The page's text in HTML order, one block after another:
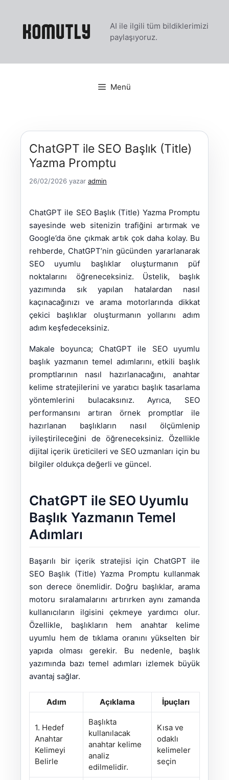
AI ile ilgili tüm bildiklerimizi
paylaşıyoruz.
Menü
ChatGPT ile SEO Başlık (Title)
Yazma Promptu
26/02/2026 yazar admin
ChatGPT ile SEO Başlık (Title) Yazma Promptu
sayesinde web sitenizin trafiğini artırmak ve
Google’da öne çıkmak artık çok daha kolay. Bu
rehberde, ChatGPT’nin gücünden yararlanarak
SEO uyumlu başlıklar oluşturmanın püf
noktalarını öğreneceksiniz. Üstelik, başlık
yazımında sık yapılan hatalardan nasıl
kaçınacağınızı ve arama motorlarında dikkat
çekici başlıklar oluşturmanın yollarını adım
adım keşfedeceksiniz.
Makale boyunca; ChatGPT ile SEO uyumlu
başlık yazmanın temel adımlarını, etkili başlık
promptlarının nasıl hazırlanacağını, anahtar
kelime stratejilerini ve yaratıcı başlık tasarlama
yöntemlerini bulacaksınız. Ayrıca, SEO
performansını artıran örnek promptlar ile
hazırlanan başlıkların nasıl ölçümlenip
iyileştirileceğini de öğreneceksiniz. Özellikle
dijital içerik üreticileri ve SEO uzmanları için bu
bilgiler oldukça değerli ve güncel.
ChatGPT ile SEO Uyumlu
Başlık Yazmanın Temel
Adımları
Başarılı bir içerik stratejisi için ChatGPT ile
SEO Başlık (Title) Yazma Promptu kullanmak
son derece önemlidir. Doğru başlıklar, arama
motoru sıralamalarını artırırken aynı zamanda
kullanıcıların ilgisini çekmeye yardımcı olur.
Özellikle, başlıkların hem anahtar kelime
uyumlu hem de tıklama oranını yükselten bir
yapıda olması gerekir. Bu nedenle, başlık
yazımında bazı temel adımları izlemek büyük
avantaj sağlar.
Adım Açıklama İpuçları
1. Hedef
Anahtar
Kelimeyi
Belirle
Başlıkta
kullanılacak
anahtar kelime
analiz
edilmelidir.
Kısa ve
odaklı
kelimeler
seçin